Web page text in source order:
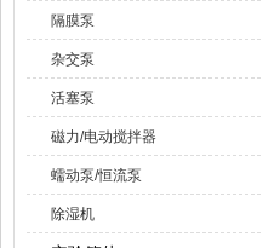
隔膜泵
杂交泵
活塞泵
磁力/电动搅拌器
蠕动泵/恒流泵
除湿机